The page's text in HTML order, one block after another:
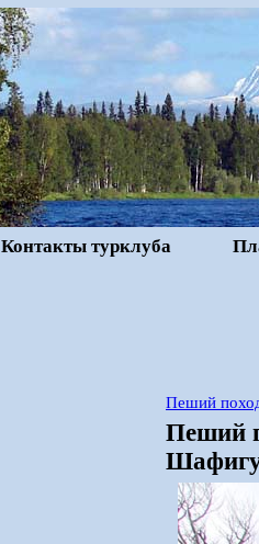
Контакты турклуба
Пеший
Пеший